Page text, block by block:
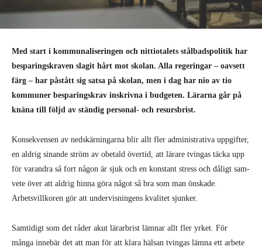
Med start i kommunaliseringen och nittiotalets stålbadspolitik har
besparingskraven slagit hårt mot skolan. Alla regeringar – oavsett
färg – har påstått sig satsa på skolan, men i dag har nio av tio
kommuner besparingskrav inskrivna i budgeten. Lärarna går på
knäna till följd av ständig personal- och resursbrist.
Konsekvensen av nedskärningarna blir allt fler administrativa upp­gifter,
en aldrig sinande ström av obetald övertid, att lärare tvingas täcka upp
för varandra så fort någon är sjuk och en konstant stress och dåligt sam­
vete över att aldrig hinna göra något så bra som man önskade.
Arbetsvillkoren gör att undervisningens kvalitet sjunker.
Samtidigt som det råder akut lärarbrist lämnar allt fler yrket. För
många innebär det att man för att klara hälsan tvingas lämna ett arbete